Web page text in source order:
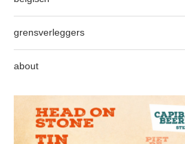
grensverleggers
about